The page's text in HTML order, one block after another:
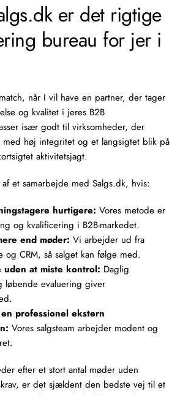
er det rigtige
bureau for jer i
når I vil have en partner, der tager
og kvalitet i jeres B2B
især godt til virksomheder, der
med høj integritet og et langsigtet blik på
aktivitetsjagt.
et samarbejde med Salgs.dk, hvis:
hurtigere: Vores metode er
og kvalificering i B2B-markedet.
end møder: Vi arbejder ud fra
og CRM, så salget kan følge med.
uden at miste kontrol: Daglig
løbende evaluering giver
professionel ekstern
Vores salgsteam arbejder modent og
efter et stort antal møder uden
er det sjældent den bedste vej til et